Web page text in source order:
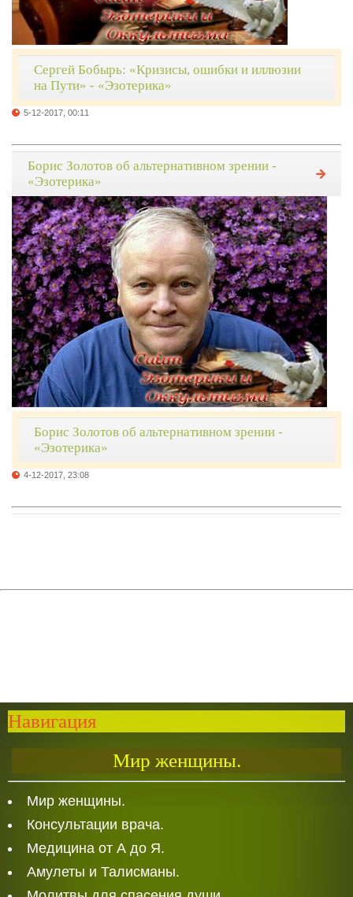
Сергей Бобырь: «Кризисы, ошибки и иллюзии
на Пути» - «Эзотерика»
5-12-2017, 00:11
Борис Золотов об альтернативном зрении -
«Эзотерика»
Борис Золотов об альтернативном зрении -
«Эзотерика»
4-12-2017, 23:08
Навигация
Мир женщины.
Мир женщины.
Консультации врача.
Медицина от А до Я.
Амулеты и Талисманы.